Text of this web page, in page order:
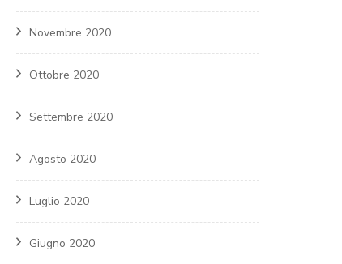
Novembre 2020
Ottobre 2020
Settembre 2020
Agosto 2020
Luglio 2020
Giugno 2020